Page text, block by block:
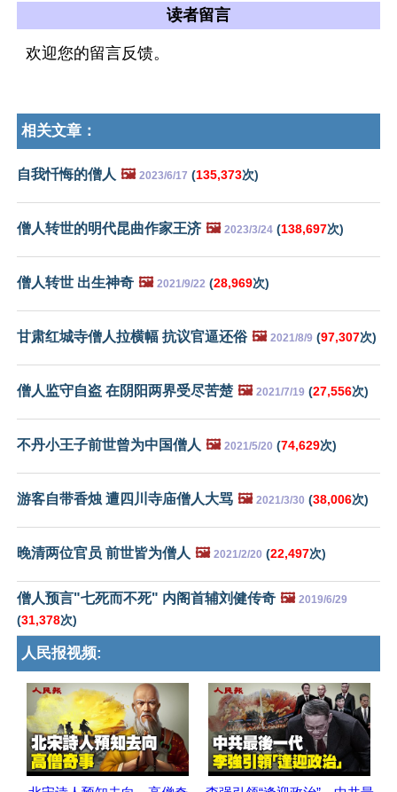
读者留言
欢迎您的留言反馈。
相关文章：
自我忏悔的僧人 🖼️ 2023/6/17 (135,373次)
僧人转世的明代昆曲作家王济 🖼️ 2023/3/24 (138,697次)
僧人转世 出生神奇 🖼️ 2021/9/22 (28,969次)
甘肃红城寺僧人拉横幅 抗议官逼还俗 🖼️ 2021/8/9 (97,307次)
僧人监守自盗 在阴阳两界受尽苦楚 🖼️ 2021/7/19 (27,556次)
不丹小王子前世曾为中国僧人 🖼️ 2021/5/20 (74,629次)
游客自带香烛 遭四川寺庙僧人大骂 🖼️ 2021/3/30 (38,006次)
晚清两位官员 前世皆为僧人 🖼️ 2021/2/20 (22,497次)
僧人预言"七死而不死" 内阁首辅刘健传奇 🖼️ 2019/6/29
(31,378次)
人民报视频: